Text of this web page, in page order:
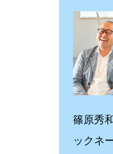
篠原秀
ックネ